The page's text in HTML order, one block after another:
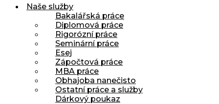
Naše služby
Bakalářská práce
Diplomová práce
Rigorózní práce
Seminární práce
Esej
Zápočtová práce
MBA práce
Obhajoba nanečisto
Ostatní práce a služby
Dárkový poukaz